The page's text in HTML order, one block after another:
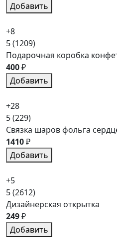
Добавить
+8
5(1209)
Подарочная коробка
400₽
Добавить
+28
5(229)
Связка шаров фольга
1410₽
Добавить
+5
5(2612)
Дизайнерская открытка
249₽
Добавить